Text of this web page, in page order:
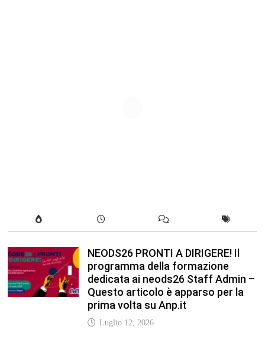
NEODS26 PRONTI A DIRIGERE! Il
programma della formazione
dedicata ai neods26 Staff Admin –
Questo articolo è apparso per la
prima volta su Anp.it
Luglio 12, 2026